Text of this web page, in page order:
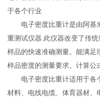
于各个行业
电子密度比重计是由阿基
重测试仪器.此仪器改变了传
样品的快速准确测量。能满足
样品密度的测量要求。计算公
电子密度比重计适用于各
材料、电线电缆、体育器材、